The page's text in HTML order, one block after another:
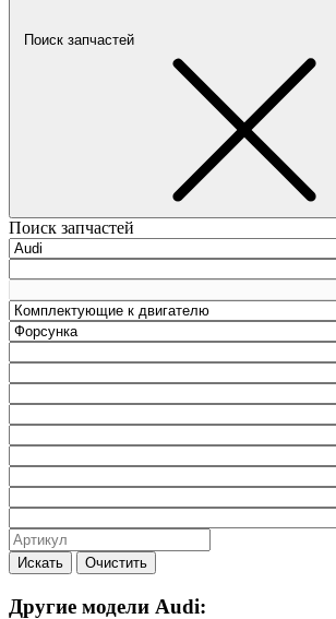
Поиск запчастей
Поиск запчастей
Искать Очистить
Другие модели Audi: